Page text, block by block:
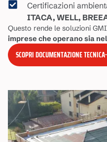
Certificazioni
ITACA, WELL,
Questo rende le soluzioni
imprese che operano sia
SCOPRI DOCUMENTAZIONE TECNICA